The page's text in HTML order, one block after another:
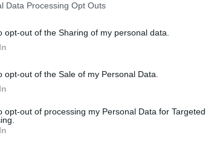
Data Processing Opt Outs
opt-out of the Sharing of my personal data.
opt-out of the Sale of my Personal Data.
opt-out of processing my Personal Data for Targeted
bet ir kaip institucijai, kurios rektorius
valdymo pareigų. Tai sustiprina KU
ir leidžia universitetui tiesiogiai
universitetų aljansams ir „Seal of
Komisijos vykdomoji vicepirmininkė